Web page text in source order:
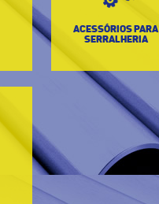
ACESSÓRIOS PARA
SERRALHERIA